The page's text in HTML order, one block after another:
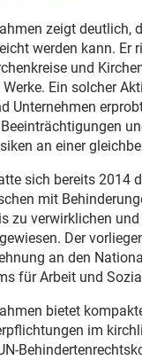
zeigt deutlich,
werden kann. Er
und
Ein solcher
Unternehmen
an einer
sich bereits
mit
zu verwirklichen
Der
an den
für Arbeit und
bietet
im